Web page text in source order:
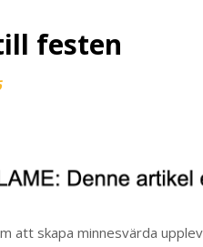
festen
att skapa minnesvärda